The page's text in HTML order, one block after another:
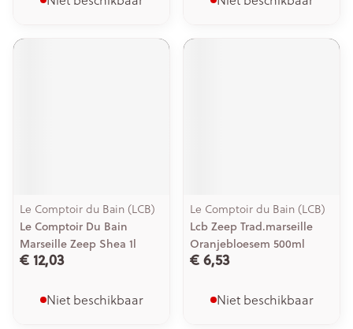
Le Comptoir du Bain (LCB)
Le Comptoir Du Bain
Marseille Zeep Shea 1l
€ 12,03
Niet beschikbaar
Le Comptoir du Bain (LCB)
Lcb Zeep Trad.marseille
Oranjebloesem 500ml
€ 6,53
Niet beschikbaar